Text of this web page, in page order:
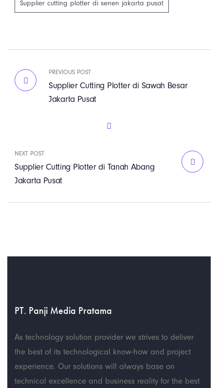
Supplier cutting plotter di senen jakarta pusat
PREVIOUS POST
Supplier Cutting Plotter di Sawah Besar
Jakarta Pusat
NEXT POST
Supplier Cutting Plotter di Tanah Abang
Jakarta Pusat
PT. Panji Media Pratama
As technology solution provider we strives to deliver
the best of its technological know-how and project
experience. Our solutions will always base on
technical excellence and business reality for the best